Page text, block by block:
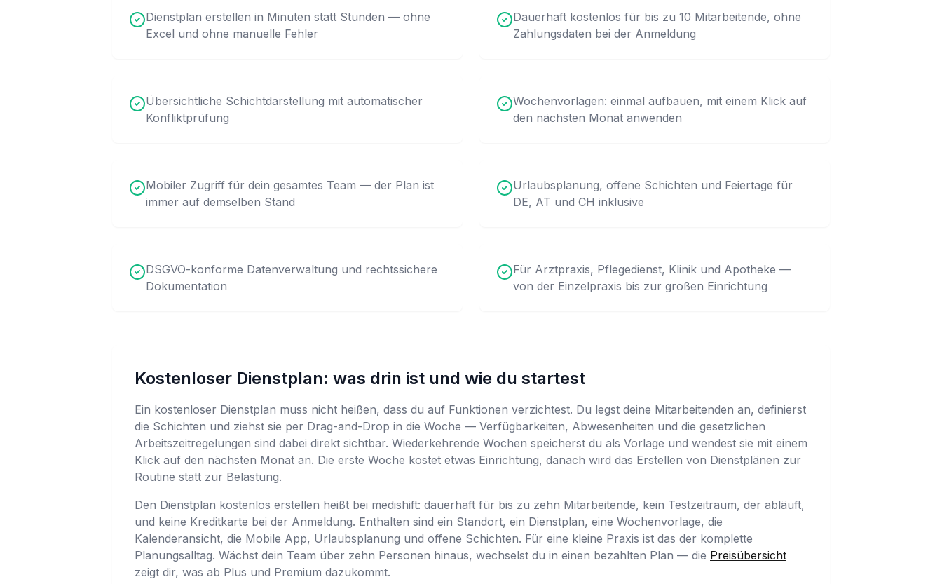
Dienstplan erstellen in Minuten statt Stunden — ohne
Excel und ohne manuelle Fehler
Dauerhaft kostenlos für bis zu 10 Mitarbeitende, ohne
Zahlungsdaten bei der Anmeldung
Übersichtliche Schichtdarstellung mit automatischer
Konfliktprüfung
Wochenvorlagen: einmal aufbauen, mit einem Klick auf
den nächsten Monat anwenden
Mobiler Zugriff für dein gesamtes Team — der Plan ist
immer auf demselben Stand
Urlaubsplanung, offene Schichten und Feiertage für
DE, AT und CH inklusive
DSGVO-konforme Datenverwaltung und rechtssichere
Dokumentation
Für Arztpraxis, Pflegedienst, Klinik und Apotheke —
von der Einzelpraxis bis zur großen Einrichtung
Kostenloser Dienstplan: was drin ist und wie du startest
Ein kostenloser Dienstplan muss nicht heißen, dass du auf Funktionen verzichtest. Du legst deine Mitarbeitenden an, definierst
die Schichten und ziehst sie per Drag-and-Drop in die Woche — Verfügbarkeiten, Abwesenheiten und die gesetzlichen
Arbeitszeitregelungen sind dabei direkt sichtbar. Wiederkehrende Wochen speicherst du als Vorlage und wendest sie mit einem
Klick auf den nächsten Monat an. Die erste Woche kostet etwas Einrichtung, danach wird das Erstellen von Dienstplänen zur
Routine statt zur Belastung.
Den Dienstplan kostenlos erstellen heißt bei medishift: dauerhaft für bis zu zehn Mitarbeitende, kein Testzeitraum, der abläuft,
und keine Kreditkarte bei der Anmeldung. Enthalten sind ein Standort, ein Dienstplan, eine Wochenvorlage, die
Kalenderansicht, die Mobile App, Urlaubsplanung und offene Schichten. Für eine kleine Praxis ist das der komplette
Planungsalltag. Wächst dein Team über zehn Personen hinaus, wechselst du in einen bezahlten Plan — die Preisübersicht
zeigt dir, was ab Plus und Premium dazukommt.